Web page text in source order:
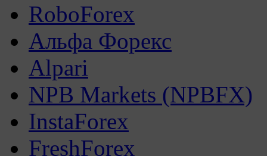
RoboForex
Альфа Форекс
Alpari
NPB Markets (NPBFX)
InstaForex
FreshForex